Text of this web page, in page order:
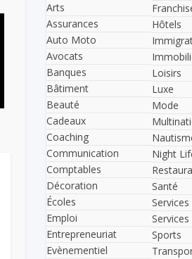
Arts
Assurances
Auto Moto
Avocats
Banques
Bâtiment
Beauté
Cadeaux
Coaching
Communication
Comptables
Décoration
Écoles
Emploi
Entrepreneuriat
Evènementiel
Hôtels
Loisirs
Luxe
Mode
Night
Santé
Services
Services
Sports